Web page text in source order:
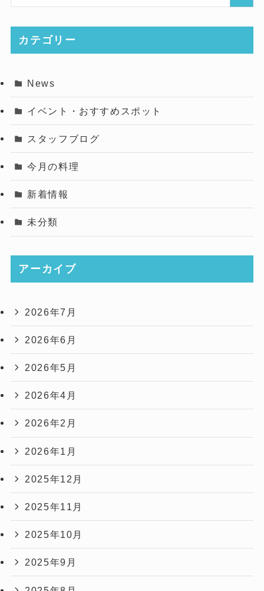
カテゴリー
News
イベント・おすすめスポット
スタッフブログ
今月の料理
新着情報
未分類
アーカイブ
2026年7月
2026年6月
2026年5月
2026年4月
2026年2月
2026年1月
2025年12月
2025年11月
2025年10月
2025年9月